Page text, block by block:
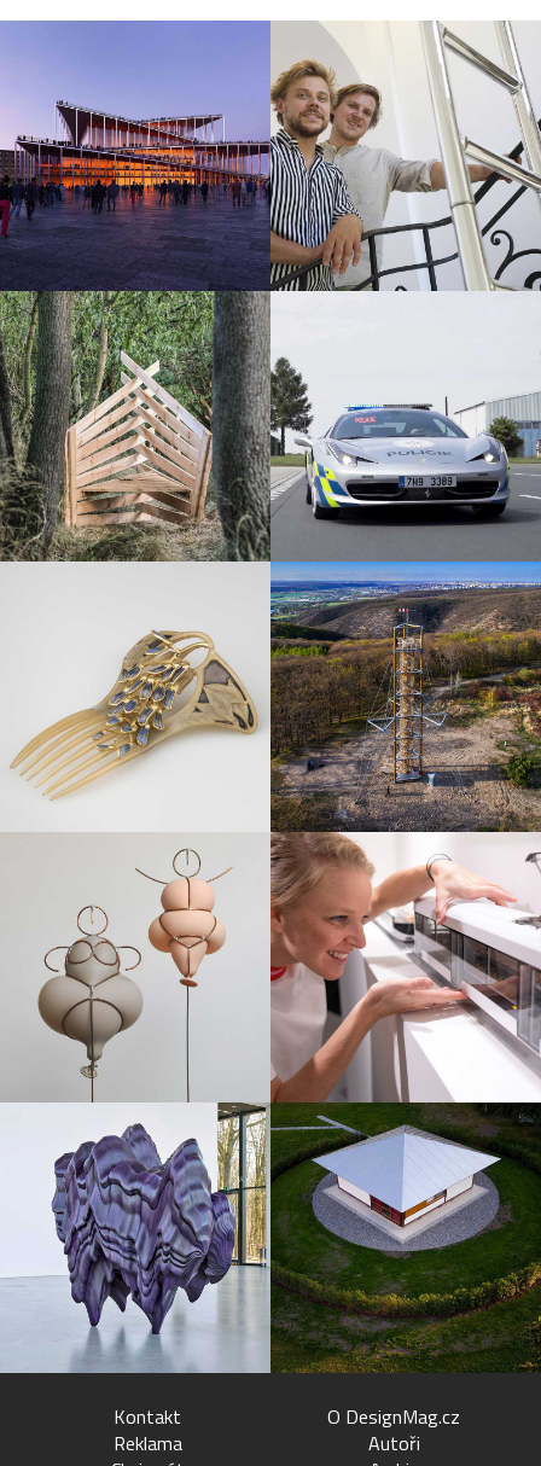
Kontakt
Reklama
O DesignMag.cz
Autoři